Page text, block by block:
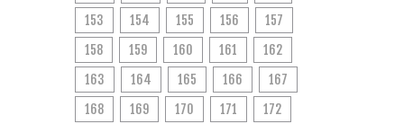
153
154 155 156
157
158
159 160 161
162
163
164 165 166
167
168
169 170 171
172